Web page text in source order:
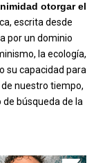
otorgar el
escrita desde
por un dominio
la ecología,
su capacidad para
nuestro tiempo,
búsqueda de la